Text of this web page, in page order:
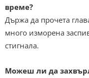
време?
Държа да прочета
много изморена
стигнала.
Можеш ли да